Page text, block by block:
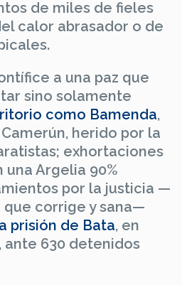
de miles de fieles
calor abrasador o de
a una paz que
sino solamente
como Bamenda,
herido por la
exhortaciones
Argelia 90%
por la justicia —
corrige y sana—
prisión de Bata, en
ante 630 detenidos